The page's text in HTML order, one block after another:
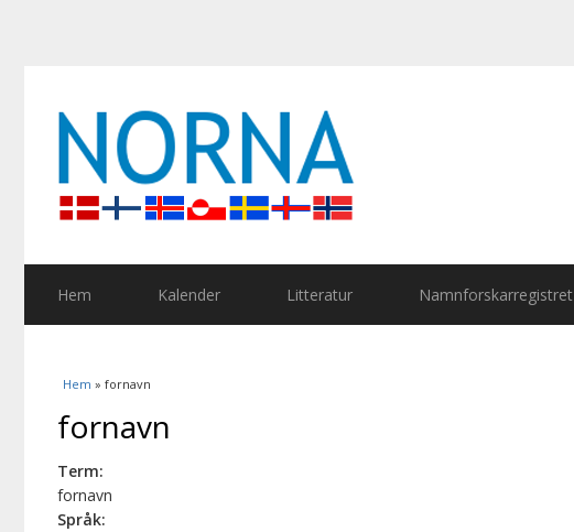
Hem Kalender Litteratur Namnforskarregistret
Du är här
Hem » fornavn
fornavn
Term:
fornavn
Språk: